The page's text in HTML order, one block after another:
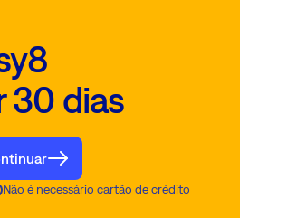
dias
Não é necessário cartão de crédito